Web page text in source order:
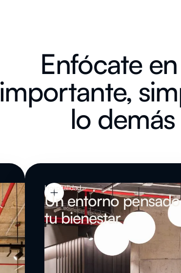
Enfócate
importante,
lo demás
Hospitalidad
Un entorno pensado
tu bienestar